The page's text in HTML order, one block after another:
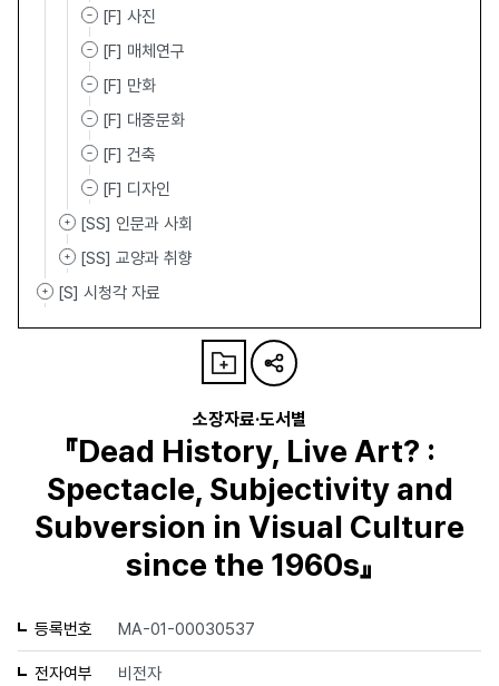
[F] 사진
[F] 매체연구
[F] 만화
[F] 대중문화
[F] 건축
[F] 디자인
[SS] 인문과 사회
[SS] 교양과 취향
[S] 시청각 자료
소장자료·도서별
『Dead History, Live Art? :
Spectacle, Subjectivity and
Subversion in Visual Culture
since the 1960s』
등록번호 MA-01-00030537
전자여부 비전자